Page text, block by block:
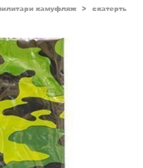
камуфляж >
скатерть